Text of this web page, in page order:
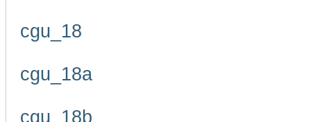
cgu_18
cgu_18a
cgu_18b